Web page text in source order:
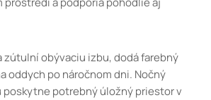
zútulní obývaciu izbu, dodá farebný
oddych po náročnom dni. Nočný
poskytne potrebný úložný priestor v